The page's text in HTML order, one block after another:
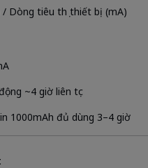
Dòng tiêu thụ thiết bị (mA)
~4 giờ liên tục
1000mAh đủ dùng 3–4 giờ